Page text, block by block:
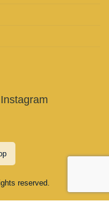
reserved.